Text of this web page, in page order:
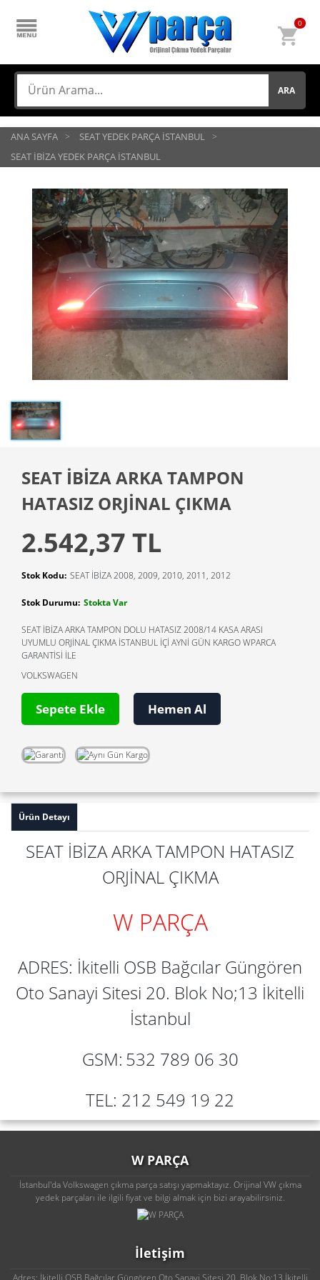
0
ARA
ANA SAYFA
SEAT YEDEK PARÇA İSTANBUL
SEAT İBİZA YEDEK PARÇA İSTANBUL
SEAT İBİZA ARKA TAMPON
HATASIZ ORJİNAL ÇIKMA
2.542,37 TL
Stok Kodu: SEAT İBİZA 2008, 2009, 2010, 2011, 2012
Stok Durumu: Stokta Var
SEAT İBİZA ARKA TAMPON DOLU HATASIZ 2008/14 KASA ARASI
UYUMLU ORJİNAL ÇIKMA İSTANBUL İÇİ AYNİ GÜN KARGO WPARCA
GARANTİSİ İLE
VOLKSWAGEN
Sepete Ekle Hemen Al
Ürün Detayı
SEAT İBİZA ARKA TAMPON HATASIZ
ORJİNAL ÇIKMA
W PARÇA
ADRES: İkitelli OSB Bağcılar Güngören
Oto Sanayi Sitesi 20. Blok No;13 İkitelli
İstanbul
GSM: 532 789 06 30
TEL: 212 549 19 22
W PARÇA
İstanbul'da Volkswagen çıkma parça satışı yapmaktayız. Orijinal VW çıkma
yedek parçaları ile ilgili fiyat ve bilgi almak için bizi arayabilirsiniz.
İletişim